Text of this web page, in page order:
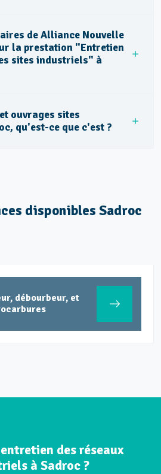
de Alliance Nouvelle
la prestation "Entretien
sites industriels" à
ouvrages sites
qu'est-ce que c'est ?
disponibles Sadroc
débourbeur, et
entretien des réseaux
à Sadroc ?